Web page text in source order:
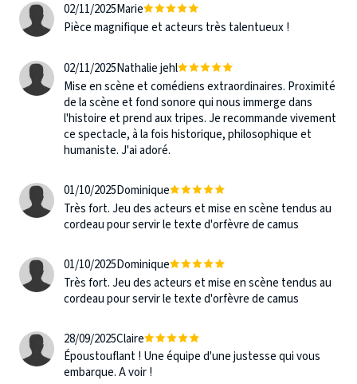
02/11/2025Marie
Pièce magnifique et acteurs très talentueux !
02/11/2025Nathalie jehl
Mise en scène et comédiens extraordinaires. Proximité
de la scène et fond sonore qui nous immerge dans
l'histoire et prend aux tripes. Je recommande vivement
ce spectacle, à la fois historique, philosophique et
humaniste. J'ai adoré.
01/10/2025Dominique
Très fort. Jeu des acteurs et mise en scène tendus au
cordeau pour servir le texte d'orfèvre de camus
01/10/2025Dominique
Très fort. Jeu des acteurs et mise en scène tendus au
cordeau pour servir le texte d'orfèvre de camus
28/09/2025Claire
Époustouflant ! Une équipe d'une justesse qui vous
embarque. A voir !